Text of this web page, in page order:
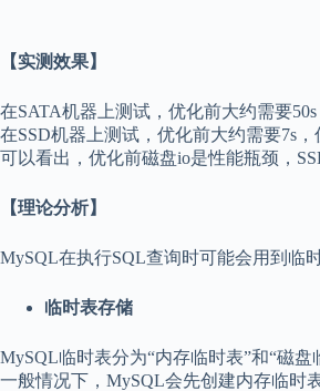
【实测效果】
在SATA机器上测试，优化前大约需要
在SSD机器上测试，优化前大约需要7s
可以看出，优化前磁盘io是性能瓶颈，
【理论分析】
MySQL在执行SQL查询时可能会用到临
临时表存储
MySQL临时表分为“内存临时表”和“磁
一般情况下，MySQL会先创建内存临时